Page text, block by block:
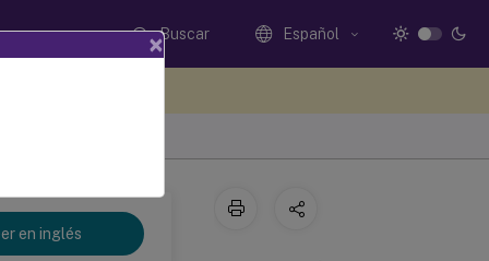
Buscar Español
en inglés
×